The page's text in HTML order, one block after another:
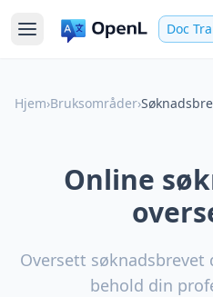
Doc
Hjem›Bruksområder›
Online
Oversett
behold din